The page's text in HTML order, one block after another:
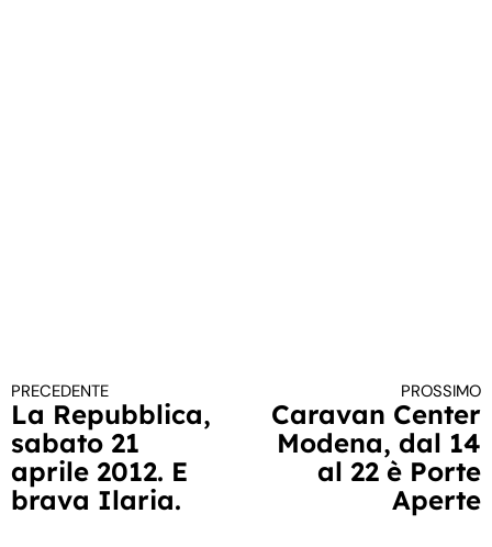
Continua a leggere
PRECEDENTE
La Repubblica,
sabato 21
aprile 2012. E
brava Ilaria.
PROSSIMO
Caravan Center
Modena, dal 14
al 22 è Porte
Aperte